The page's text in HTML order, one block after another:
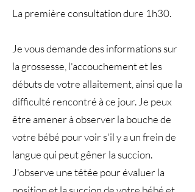
La première consultation dure 1h30.
Je vous demande des informations sur
la grossesse, l'accouchement et les
débuts de votre allaitement, ainsi que la
difficulté rencontré à ce jour. Je peux
être amener à observer la bouche de
votre bébé pour voir s'il y a un frein de
langue qui peut gêner la succion.
J'observe une tétée pour évaluer la